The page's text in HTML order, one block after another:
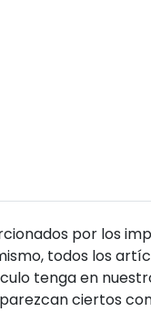
por los
todos los
tenga en
ciertos